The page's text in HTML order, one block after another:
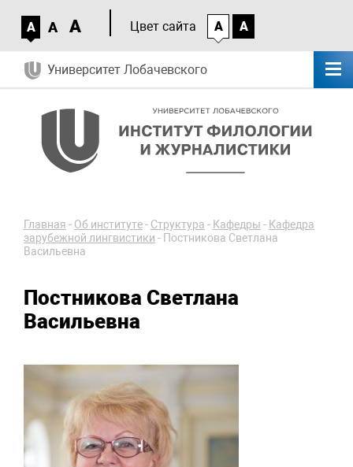
A A A Цвет сайта A A
Университет Лобачевского
Главная - Об институте- Структура - Кафедры - Кафедра
зарубежной лингвистики - Постникова Светлана
Васильевна
Постникова Светлана
Васильевна